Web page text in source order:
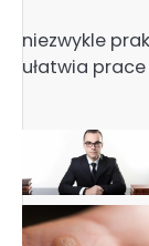
niezwykle
ułatwia